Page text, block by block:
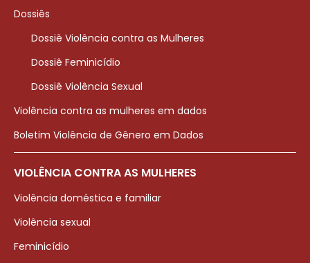
Dossiês
Dossiê Violência contra as Mulheres
Dossiê Feminicídio
Dossiê Violência Sexual
Violência contra as mulheres em dados
Boletim Violência de Gênero em Dados
VIOLÊNCIA CONTRA AS MULHERES
Violência doméstica e familiar
Violência sexual
Feminicídio